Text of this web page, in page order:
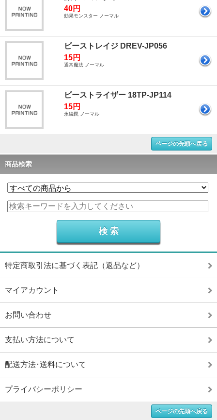
40円
効果モンスター ノーマル
ビーストレイジ DREV-JP056
15円
通常魔法 ノーマル
ビーストライザー 18TP-JP114
15円
永続罠 ノーマル
ページの先頭へ戻る
商品検索
特定商取引法に基づく表記（返品など）
マイアカウント
お問い合わせ
支払い方法について
配送方法･送料について
プライバシーポリシー
ページの先頭へ戻る